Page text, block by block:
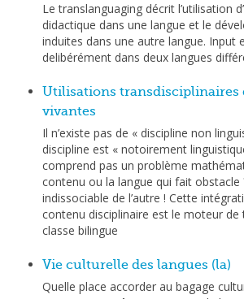
Le translanguaging décrit l’utilisation
didactique dans une langue et le
induites dans une autre langue. Input
delibérément dans deux langues
Utilisations transdisciplinaires
vivantes
Il n’existe pas de « discipline non
discipline est « notoirement
comprend pas un problème
contenu ou la langue qui fait obstacle
indissociable de l’autre ! Cette
contenu disciplinaire est le moteur
classe bilingue
Vie culturelle des langues (la)
Quelle place accorder au bagage